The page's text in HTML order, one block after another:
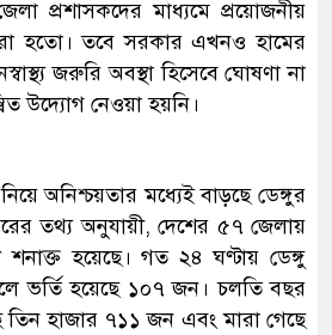
প্রশাসকদের মাধ্যমে প্রয়োজনীয়
করা হতো। তবে সরকার এখনও হামের
জরুরি অবস্থা হিসেবে ঘোষণা না
উদ্যোগ নেওয়া হয়নি।
অনিশ্চয়তার মধ্যেই বাড়ছে ডেঙ্গুর
তথ্য অনুযায়ী, দেশের ৫৭ জেলায়
হয়েছে। গত ২৪ ঘণ্টায় ডেঙ্গু
ভর্তি হয়েছে ১০৭ জন। চলতি বছর
তিন হাজার ৭১১ জন এবং মারা গেছে